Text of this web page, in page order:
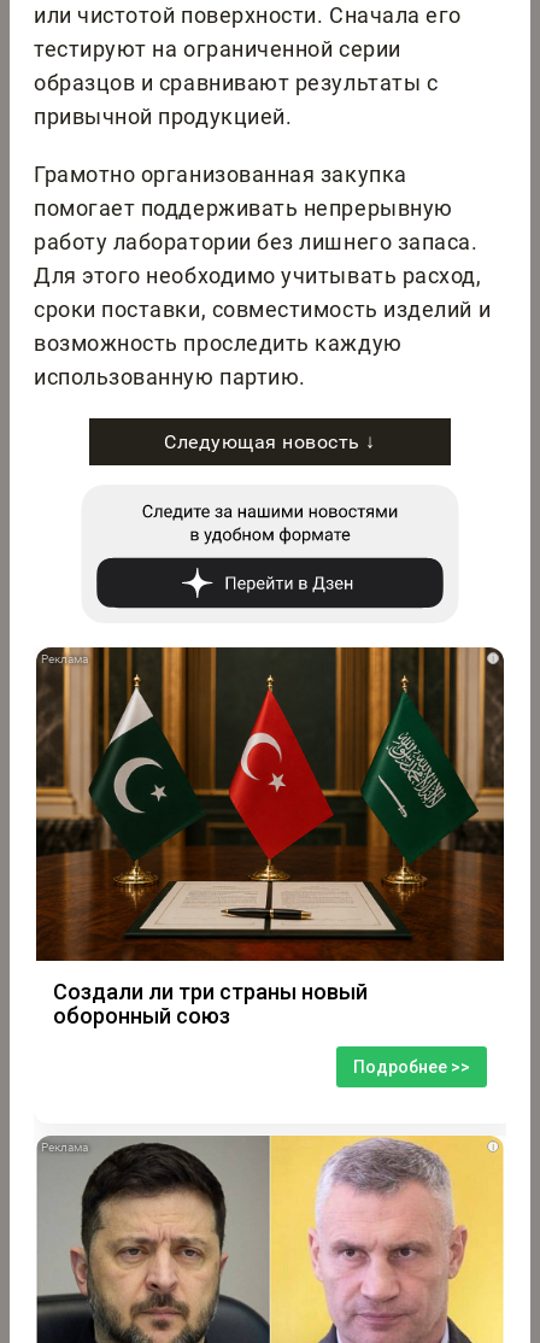
или чистотой поверхности. Сначала его
тестируют на ограниченной серии
образцов и сравнивают результаты с
привычной продукцией.
Грамотно организованная закупка
помогает поддерживать непрерывную
работу лаборатории без лишнего запаса.
Для этого необходимо учитывать расход,
сроки поставки, совместимость изделий и
возможность проследить каждую
использованную партию.
Следующая новость ↓
i
Создали ли три страны новый
оборонный союз
Подробнее >>
i